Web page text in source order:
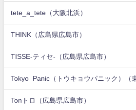
tete_a_tete（大阪北浜）
THINK（広島県広島市）
TISSE-ティセ-（広島県広島市）
Tokyo_Panic（トウキョウパニック）（
Tonトロ（広島県広島市）